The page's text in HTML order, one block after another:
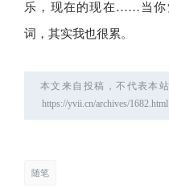
乐，现在的现在……当你
词，其实我也很累。
本文来自投稿，不代表本
随笔